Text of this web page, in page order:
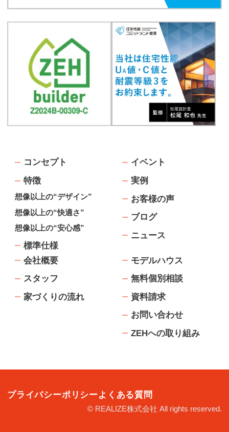
コンセプト
特徴
想像以上の“デザイン”
想像以上の“快適さ”
想像以上の“安心感”
標準仕様
会社概要
スタッフ
家づくりの流れ
イベント
実例
お客様の声
ブログ
ニュース
モデルハウス
無料個別相談
資料請求
お問い合わせ
ZEHへの取り組み
プライバシーポリシーよくある質問
© REALIZE株式会社 All rights reserved.